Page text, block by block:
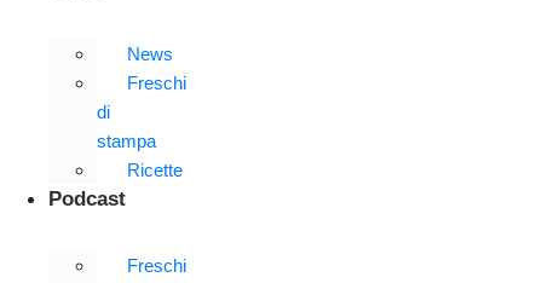
News
Freschi
di
stampa
Ricette
Podcast
Freschi